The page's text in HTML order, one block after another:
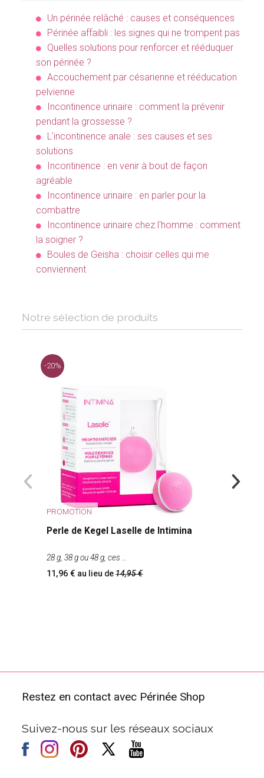
Un périnée relâché : causes et conséquences
Périnée affaibli : les signes qui ne trompent pas
Quelles solutions pour renforcer et rééduquer
son périnée ?
Accouchement par césarienne et rééducation
pelvienne
Incontinence urinaire : comment la prévenir
pendant la grossesse ?
L'incontinence anale : ses causes et ses
solutions
Incontinence : en venir à bout de façon
agréable
Incontinence urinaire : en parler pour la
combattre
Incontinence urinaire chez l'homme : comment
la soigner ?
Boules de Geisha : choisir celles qui me
conviennent
Notre sélection de produits
-20%
PROMOTION
Perle de Kegel Laselle de Intimina
28 g, 38 g ou 48 g, ces
11,96 au lieu de14,95
Restez en contact avec Périnée Shop
Suivez-nous sur les réseaux sociaux